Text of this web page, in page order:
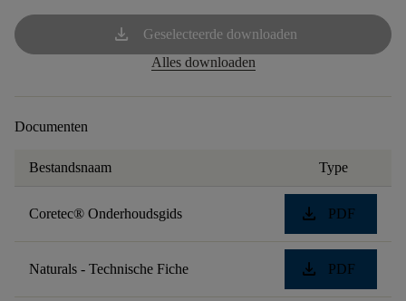
download
Geselecteerde downloaden
Alles downloaden
Documenten
Bestandsnaam Type
Coretec® Onderhoudsgids download PDF
Naturals - Technische Fiche download PDF